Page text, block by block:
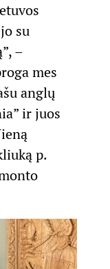
su
–
mes
anglų
ir juos
p.